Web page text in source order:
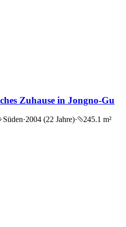
Zuhause in Jongno-Gu
Süden·2004 (22 Jahre)·
245.1 m²